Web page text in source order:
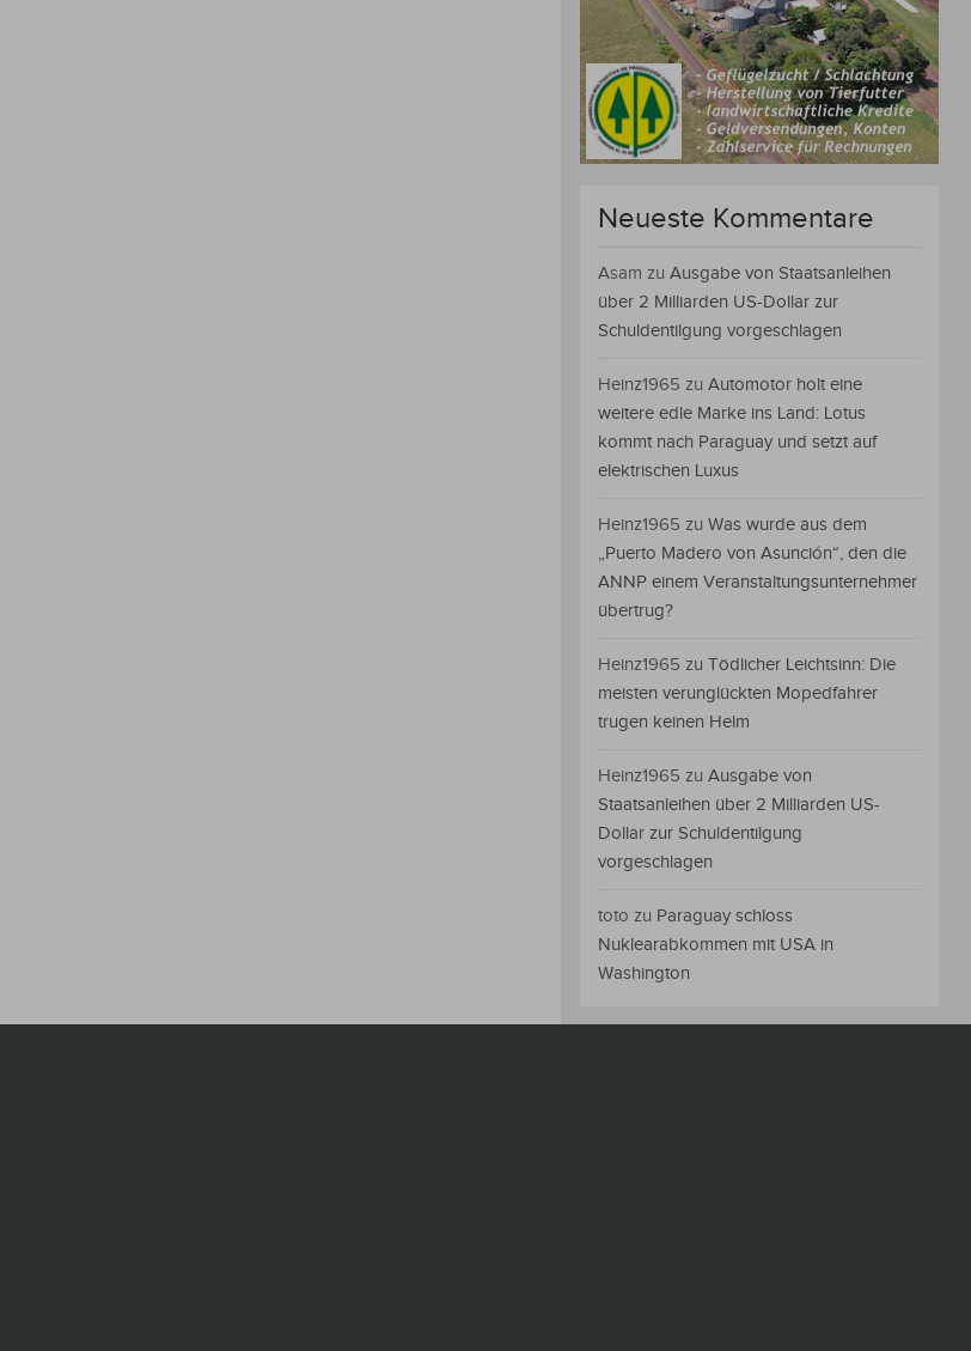
Neueste Kommentare
Asam zu Ausgabe von Staatsanleihen
über 2 Milliarden US-Dollar zur
Schuldentilgung vorgeschlagen
Heinz1965 zu Automotor holt eine
weitere edle Marke ins Land: Lotus
kommt nach Paraguay und setzt auf
elektrischen Luxus
Heinz1965 zu Was wurde aus dem
„Puerto Madero von Asunción“, den die
ANNP einem Veranstaltungsunternehmer
übertrug?
Heinz1965 zu Tödlicher Leichtsinn: Die
meisten verunglückten Mopedfahrer
trugen keinen Helm
Heinz1965 zu Ausgabe von
Staatsanleihen über 2 Milliarden US-
Dollar zur Schuldentilgung
vorgeschlagen
toto zu Paraguay schloss
Nuklearabkommen mit USA in
Washington